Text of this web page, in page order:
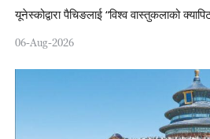
यूनेस्कोद्वारा पैचिङलाई “विश्व वास्तुकलाको
06-Aug-2026